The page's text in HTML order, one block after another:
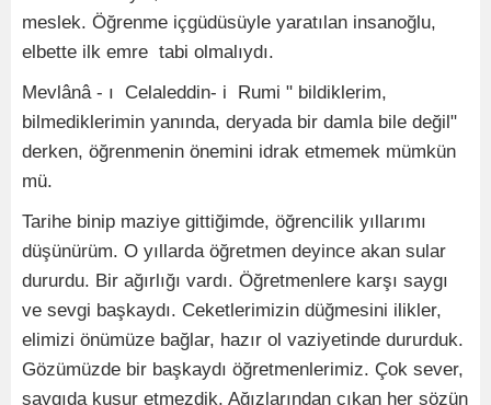
meslek. Öğrenme içgüdüsüyle yaratılan insanoğlu,
elbette ilk emre tabi olmalıydı.
Mevlânâ - ı Celaleddin- i Rumi " bildiklerim,
bilmediklerimin yanında, deryada bir damla bile değil"
derken, öğrenmenin önemini idrak etmemek mümkün
mü.
Tarihe binip maziye gittiğimde, öğrencilik yıllarımı
düşünürüm. O yıllarda öğretmen deyince akan sular
dururdu. Bir ağırlığı vardı. Öğretmenlere karşı saygı
ve sevgi başkaydı. Ceketlerimizin düğmesini ilikler,
elimizi önümüze bağlar, hazır ol vaziyetinde dururduk.
Gözümüzde bir başkaydı öğretmenlerimiz. Çok sever,
saygıda kusur etmezdik. Ağızlarından çıkan her sözün